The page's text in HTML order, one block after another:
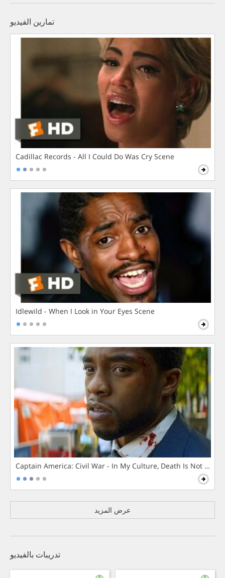
تمارين الفيديو
Cadillac Records - All I Could Do Was Cry Scene
Idlewild - When I Look in Your Eyes Scene
Captain America: Civil War - In My Culture, Death Is Not The
عرض المزيد
تدريبات بالفيديو